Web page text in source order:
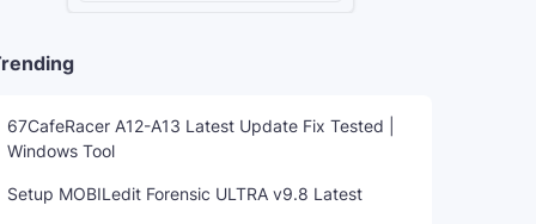
67CafeRacer A12-A13 Latest Update Fix Tested |
Windows Tool
Setup MOBILedit Forensic ULTRA v9.8 Latest